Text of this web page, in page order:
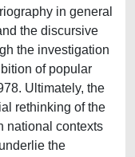
in general
the discursive
the investigation
of popular
Ultimately, the
rethinking of the
national contexts
the